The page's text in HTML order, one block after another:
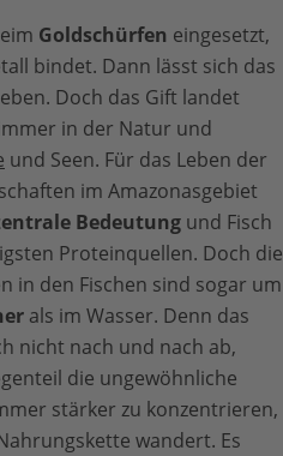
Goldschürfen eingesetzt,
bindet. Dann lässt sich das
Doch das Gift landet
in der Natur und
und Seen. Für das Leben der
im Amazonasgebiet
Bedeutung und Fisch
Proteinquellen. Doch die
in den Fischen sind sogar um
als im Wasser. Denn das
nicht nach und nach ab,
die ungewöhnliche
stärker zu konzentrieren,
wandert. Es